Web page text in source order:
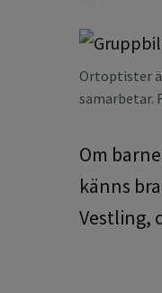
Ortoptister
samarbetar.
Om
känns
Vestling,